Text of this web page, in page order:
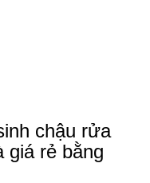
chậu rửa
giá rẻ bằng